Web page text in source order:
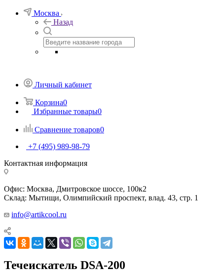
Москва
Назад
Личный кабинет
Корзина0
Избранные товары0
Сравнение товаров0
+7 (495) 989-98-79
Контактная информация
Офис: Москва, Дмитровское шоссе, 100к2
Склад: Мытищи, Олимпийский проспект, влад. 43, стр. 1
info@artikcool.ru
Течеискатель DSA-200